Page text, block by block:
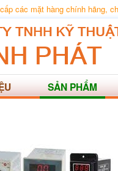
các mặt hàng chính hãng,
SẢN PHẨM